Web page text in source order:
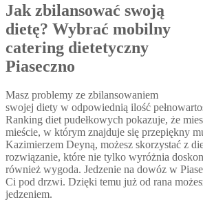
Jak zbilansować swoją
dietę? Wybrać mobilny
catering dietetyczny
Piaseczno
Masz problemy ze zbilansowaniem
swojej diety w odpowiednią ilość
Ranking diet pudełkowych pokazuje, że
mieście, w którym znajduje się przepiękny
Kazimierzem Deyną, możesz skorzystać z
rozwiązanie, które nie tylko wyróżnia
również wygoda. Jedzenie na dowóz w
Ci pod drzwi. Dzięki temu już od rana
jedzeniem.